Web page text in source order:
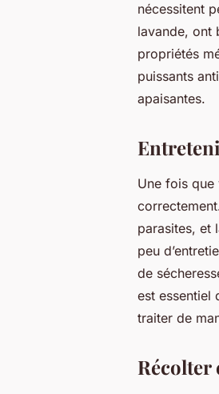
nécessitent
lavande, ont
propriétés
puissants
apaisantes.
Une fois que
parasites, et
peu
de
est essentiel
traiter de
Récolter